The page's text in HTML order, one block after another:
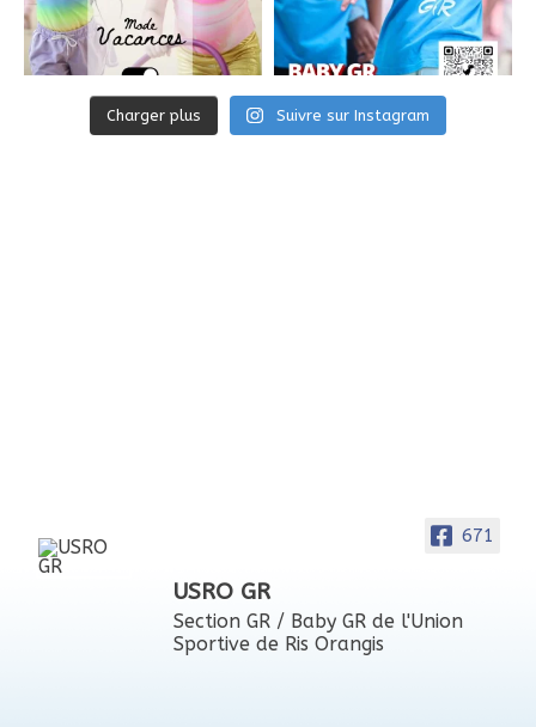
Charger plus Suivre sur Instagram
671
USRO GR
Section GR / Baby GR de l'Union
Sportive de Ris Orangis